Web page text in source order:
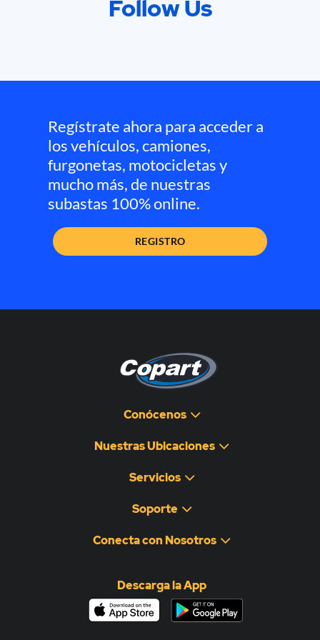
Follow Us
Regístrate ahora para acceder a
los vehículos, camiones,
furgonetas, motocicletas y
mucho más, de nuestras
subastas 100% online.
REGISTRO
Conócenos
Nuestras Ubicaciones
Servicios
Soporte
Conecta con Nosotros
Descarga la App